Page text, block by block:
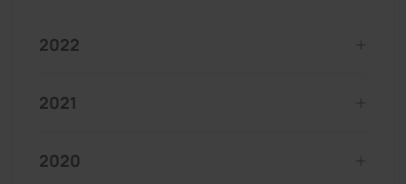
2022
2021
2020